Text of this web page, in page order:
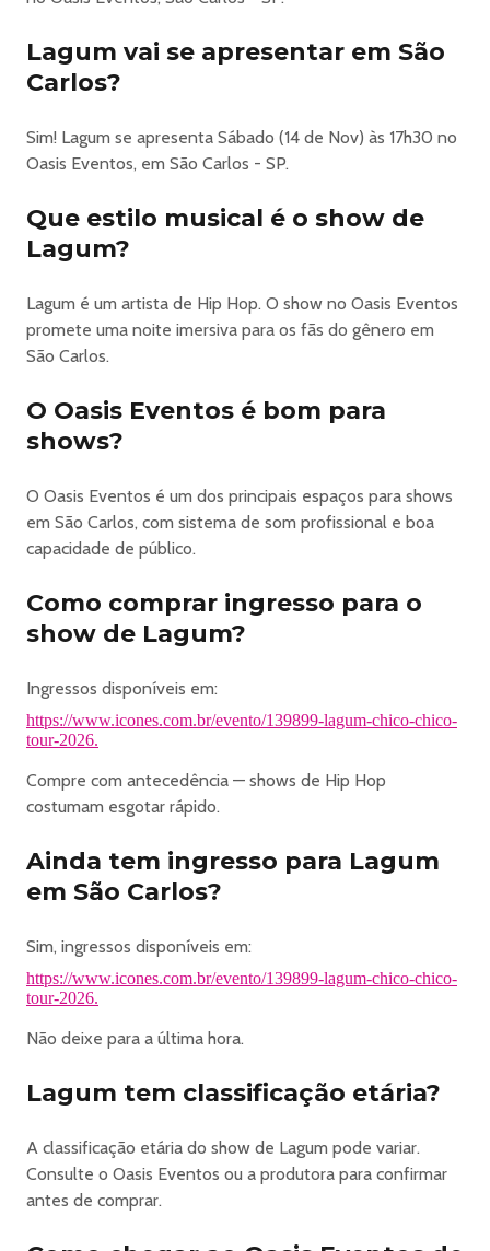
A turnê Lagum + Chico Chico 2026 promete uma
em uma única noite, reunindo duas das forças mais
criativas da nova música brasileira no mesmo palco.
pop, indie e brasilidades, leva para a estrada sua energia
contagiante e repertório cheio de hits que conquistaram
sonoridade marcante que transita entre MPB, rock e
poesia urbana, apresenta um show intenso e autêntico,
reafirmando sua crescente relevância na cena nacional.
Nesta turnê especial, o público terá a oportunidade de
assistir às duas apresentações completas, criando uma
noite inesquecível de música, emoção e conexão entre
🎫 FrontStage:
Área em frente ao palco, ideal para quem quer ficar o
mais próximo do artista e viver a experiência
🎫 Pista:
Espaço amplo atrás do front stage, com boa visão do
show e mais liberdade para curtir.
A área PCR é destinada a garantir acessibilidade
adequada a pessoas com deficiência, em especial
Este evento poderá ser gravado, filmado ou fotografado.
Ao participar do evento o portador do ingresso concorda
e autoriza a utilização gratuita de sua imagem por prazo
Observe os detalhes de cada setor para garantir o espaço
compatível com suas preferências.
A Icones reserva o direito de realizar análise de pedidos e
possíveis confirmações de dados. Mantenha seu cadastro
atualizado e acompanhe seu e-mail.
Clique Aqui
.
Não compre ingresso de pessoas desconhecidas. Vendas
somente no site da Icones e pontos de vendas
autorizados.
Não nos responsabilizamos por ingressos comprados fora
dos pontos de venda.
ao público em geral, com a obrigatoriedade da doação de
1kg de alimento não perecível por ingresso, no dia do
evento.
Lagum vai se apresentar em São
Carlos?
Sim! Lagum se apresenta Sábado (14 de Nov) às 17h30 no
Oasis Eventos, em São Carlos - SP.
Que estilo musical é o show de
Lagum?
Lagum é um artista de Hip Hop. O show no Oasis Eventos
promete uma noite imersiva para os fãs do gênero em
São Carlos.
O Oasis Eventos é bom para
shows?
O Oasis Eventos é um dos principais espaços para shows
em São Carlos, com sistema de som profissional e boa
capacidade de público.
Como comprar ingresso para o
show de Lagum?
Ingressos disponíveis em:
https://www.icones.com.br/evento/139899-lagum-chico-chico-
tour-2026.
Compre com antecedência — shows de Hip Hop
costumam esgotar rápido.
Ainda tem ingresso para Lagum
em São Carlos?
Sim, ingressos disponíveis em:
https://www.icones.com.br/evento/139899-lagum-chico-chico-
tour-2026.
Não deixe para a última hora.
Lagum tem classificação etária?
A classificação etária do show de Lagum pode variar.
Consulte o Oasis Eventos ou a produtora para confirmar
antes de comprar.